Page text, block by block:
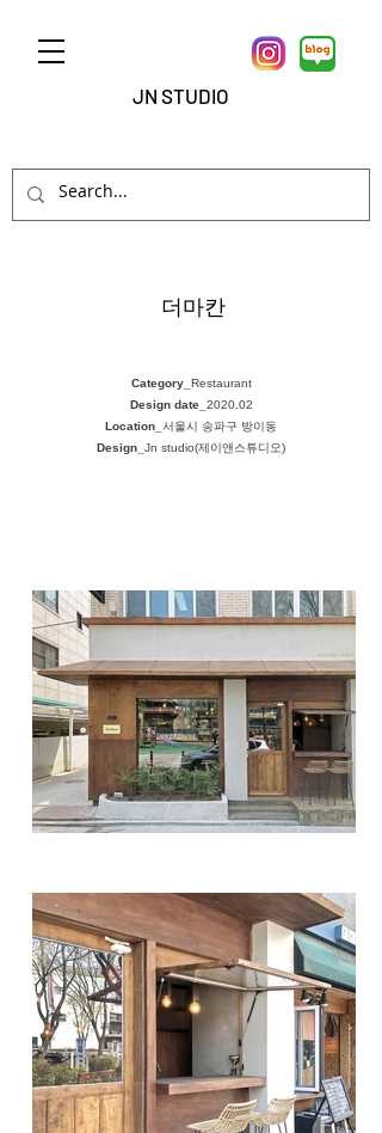
JN STUDIO
더마칸
Category_ Restaurant
Design date_ 2020.02
Location_ 서울시 송파구 방이동
Design_ Jn studio(제이앤스튜디오)